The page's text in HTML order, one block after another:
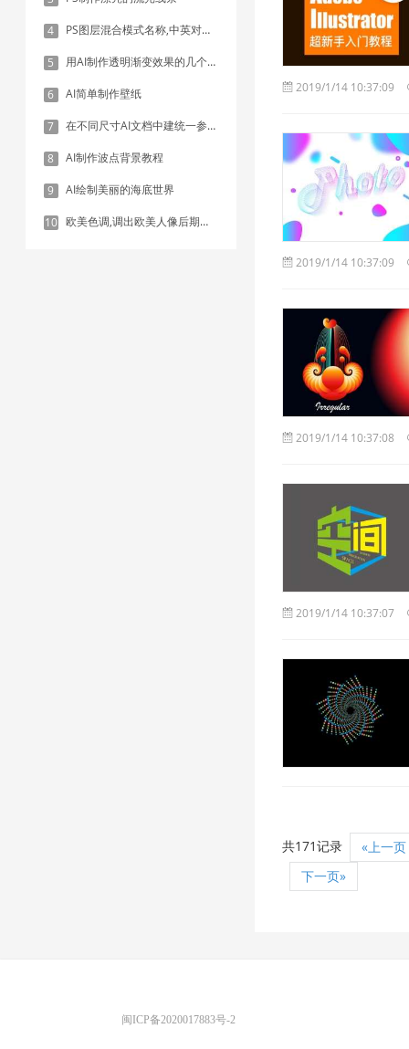
4 PS图层混合模式名称,中英对照表
5 用AI制作透明渐变效果的几个方法
6 AI简单制作壁纸
7 在不同尺寸AI文档中建统一参考线 - 方法1：对齐和分布
8 AI制作波点背景教程
9 AI绘制美丽的海底世界
10 欧美色调,调出欧美人像后期色调实例
2019/1/14 10:37:09
2019/1/14 10:37:09
2019/1/14 10:37:08
2019/1/14 10:37:07
共171记录
«上一页
下一页»
闽ICP备2020017883号-2